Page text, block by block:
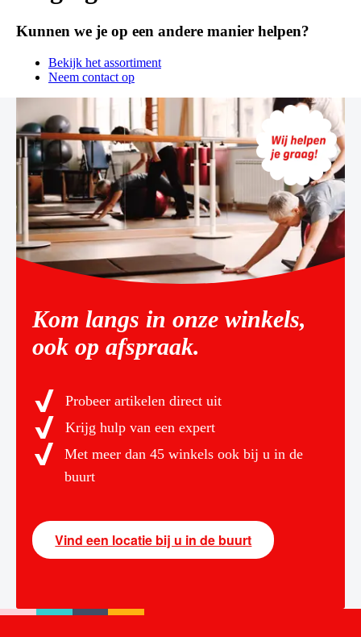
Kunnen we je op een andere manier helpen?
Bekijk het assortiment
Neem contact op
Kom langs in onze winkels,
ook op afspraak.
Probeer artikelen direct uit
Krijg hulp van een expert
Met meer dan 45 winkels ook bij u in de
buurt
Vind een locatie bij u in de buurt